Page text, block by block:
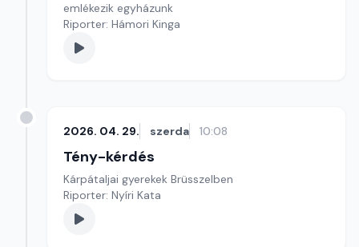
emlékezik egyházunk
Riporter: Hámori Kinga
2026. 04. 29. szerda 10:08
Tény-kérdés
Kárpátaljai gyerekek Brüsszelben
Riporter: Nyíri Kata